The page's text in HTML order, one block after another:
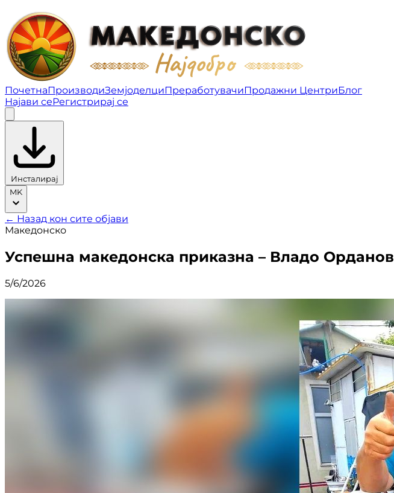
Успешна македонска приказна – Владо Орданов | Блог
ПочетнаПроизводиЗемјоделциПреработувачиПродажни ЦентриБлог
Најави сеРегистрирај се
Инсталирај
MK
← Назад кон сите објави
Македонско
Успешна македонска приказна – Владо Орданов
5/6/2026